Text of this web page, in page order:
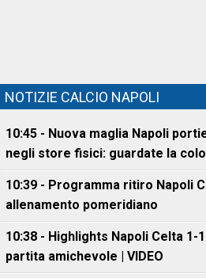
NOTIZIE CALCIO NAPOLI
10:45 - Nuova maglia Napoli
negli store fisici: guardate la
10:39 - Programma ritiro Napoli
allenamento pomeridiano
10:38 - Highlights Napoli Celta 1-
partita amichevole | VIDEO